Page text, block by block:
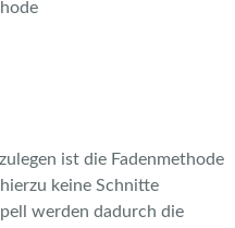
ist die Fadenmethode
keine Schnitte
werden dadurch die